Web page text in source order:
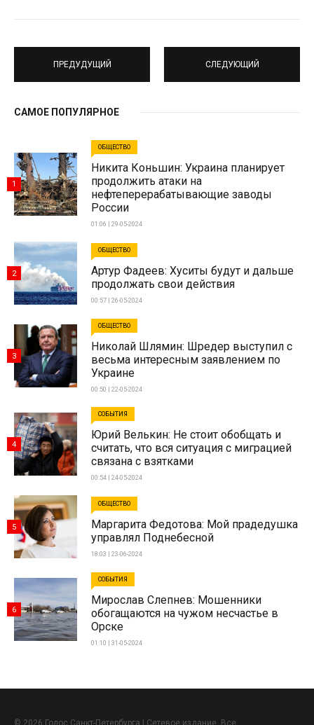
ПРЕДУДУЩИЙ СЛЕДУЮЩИЙ
САМОЕ ПОПУЛЯРНОЕ
ОБЩЕСТВО
Никита Коньшин: Украина планирует
продолжить атаки на
нефтеперерабатывающие заводы
России
01:06 | 29-05-2024
1
ОБЩЕСТВО
Артур Фадеев: Хуситы будут и дальше
продолжать свои действия
00:57 | 26-05-2024
2
ОБЩЕСТВО
Николай Шлямин: Шредер выступил с
весьма интересным заявлением по
Украине
00:50 | 22-05-2024
3
СОБЫТИЯ
Юрий Велькин: Не стоит обобщать и
считать, что вся ситуация с миграцией
связана с взятками
00:54 | 24-05-2024
4
ОБЩЕСТВО
Маргарита Федотова: Мой прадедушка
управлял Поднебесной
18:03 | 23-06-2024
5
СОБЫТИЯ
Мирослав Слепнев: Мошенники
обогащаются на чужом несчастье в
Орске
01:10 | 31-05-2024
6
© 2026 Голос Санкт-Петербурга | Сетевое издание. Все